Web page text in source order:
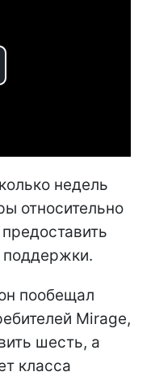
недель
относительно
поддержки.
пообещал
Mirage,
шесть, а
класса